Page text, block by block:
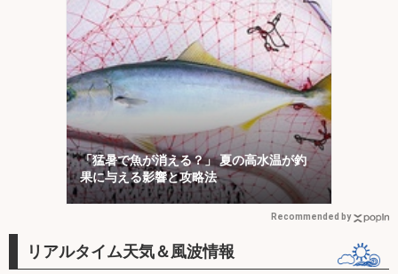
「猛暑で魚が消える？」 夏の高水温が釣
果に与える影響と攻略法
Recommended by
リアルタイム天気＆風波情報